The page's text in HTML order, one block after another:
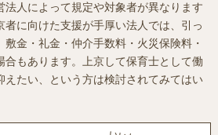
法人によって規定や対象者が異なります
に向けた支援が手厚い法人では、引っ
金・礼金・仲介手数料・火災保険料・
合もあります。上京して保育士として働
えたい、という方は検討されてみてはい